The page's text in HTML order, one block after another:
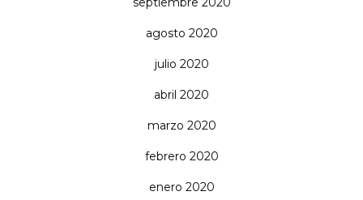
agosto 2020
julio 2020
abril 2020
marzo 2020
febrero 2020
enero 2020